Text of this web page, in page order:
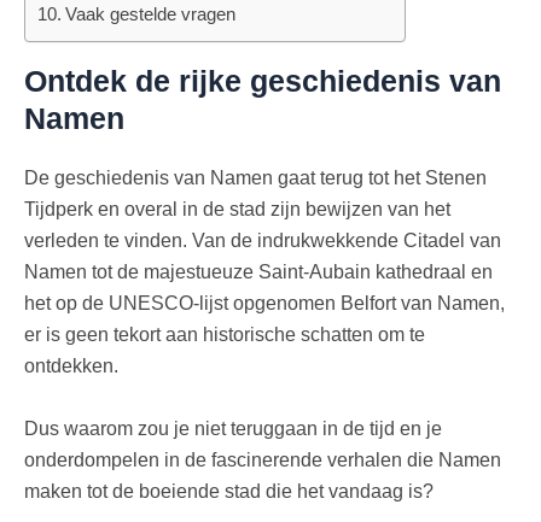
Vaak gestelde vragen
Ontdek de rijke geschiedenis van
Namen
De geschiedenis van Namen gaat terug tot het Stenen
Tijdperk en overal in de stad zijn bewijzen van het
verleden te vinden. Van de indrukwekkende Citadel van
Namen tot de majestueuze Saint-Aubain kathedraal en
het op de UNESCO-lijst opgenomen Belfort van Namen,
er is geen tekort aan historische schatten om te
ontdekken.
Dus waarom zou je niet teruggaan in de tijd en je
onderdompelen in de fascinerende verhalen die Namen
maken tot de boeiende stad die het vandaag is?